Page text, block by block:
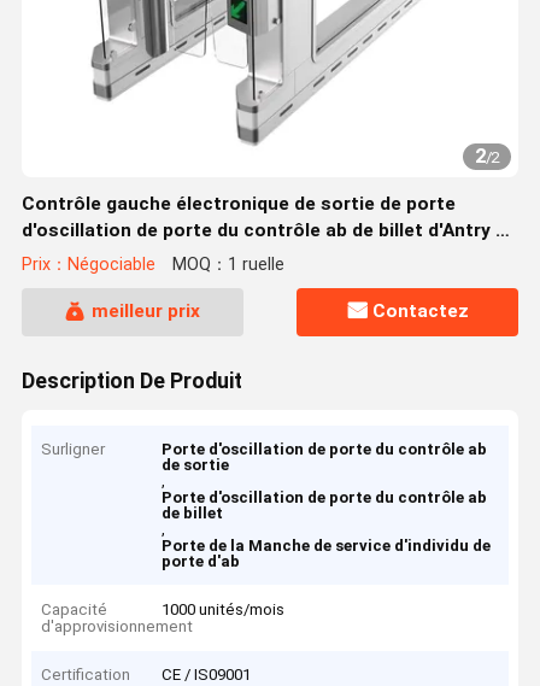
2/2
Contrôle gauche électronique de sortie de porte
d'oscillation de porte du contrôle ab de billet d'Antry de
dédouanement
Prix：Négociable MOQ：1 ruelle
meilleur prix Contactez
Description De Produit
Surligner
Porte d'oscillation de porte du contrôle ab
de sortie
,
Porte d'oscillation de porte du contrôle ab
de billet
,
Porte de la Manche de service d'individu de
porte d'ab
Capacité
d'approvisionnement
1000 unités/mois
Certification CE / IS09001